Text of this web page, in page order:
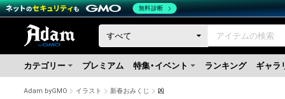
カテゴリー プレミアム 特集・イベント ランキング ギャラ
Adam byGMO イラスト 新春おみくじ 凶
無料診断